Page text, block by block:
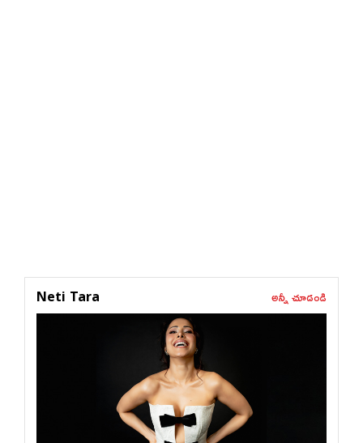
Neti Tara అన్నీ చూడండి